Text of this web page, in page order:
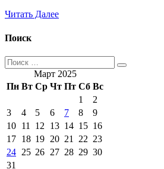
Читать Далее
Поиск
Март 2025
Пн Вт Ср Чт Пт Сб Вс
1
2
3
4 5 6 7 8
9
10 11 12 13 14 15 16
17 18 19 20 21 22 23
24 25 26 27 28 29 30
31